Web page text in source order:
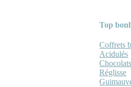
Top
Coffrets
Acidulés
Chocolats
Réglisse